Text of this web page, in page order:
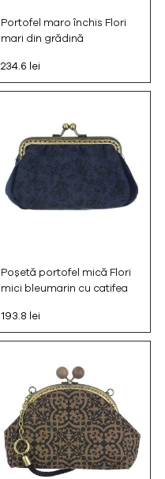
Portofel maro închis Flori
mari din grădină
234.6 lei
Poșetă portofel mică Flori
mici bleumarin cu catifea
193.8 lei